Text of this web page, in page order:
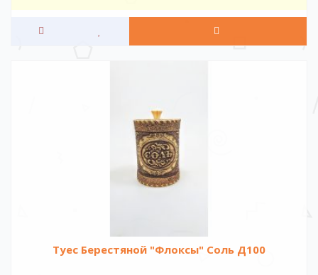
Туес Берестяной "Флоксы" Соль Д100